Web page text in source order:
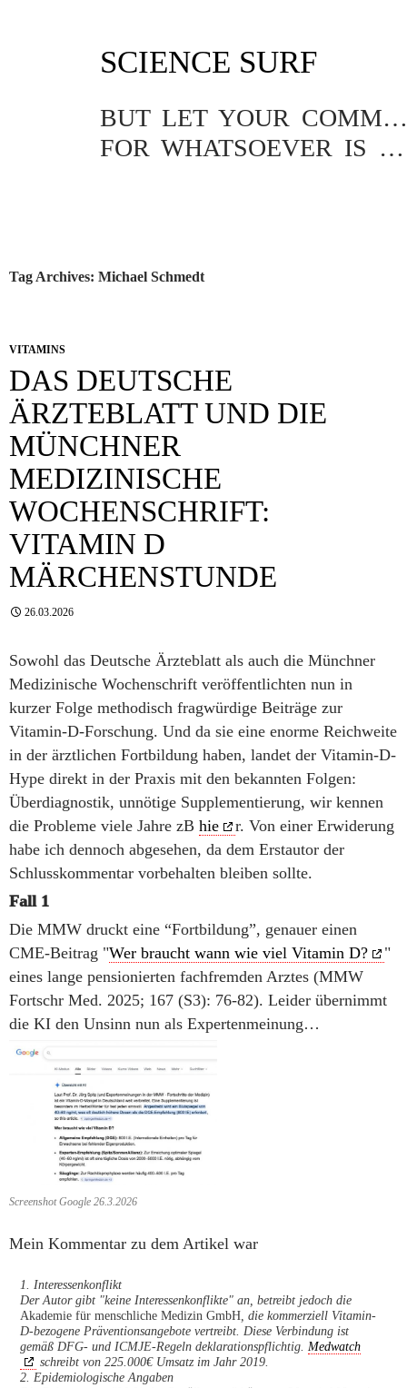
SCIENCE SURF
BUT LET YOUR COMMUNICATION BE YEA, YEA; NAY, NAY.
FOR WHATSOEVER IS MORE THAN THESE COMETH OF EVIL.
Tag Archives: Michael Schmedt
VITAMINS
DAS DEUTSCHE
ÄRZTEBLATT UND DIE
MÜNCHNER
MEDIZINISCHE
WOCHENSCHRIFT:
VITAMIN D
MÄRCHENSTUNDE
26.03.2026
Sowohl das Deutsche Ärzteblatt als auch die Münchner
Medizinische Wochenschrift veröffentlichten nun in
kurzer Folge methodisch fragwürdige Beiträge zur
Vitamin-D-Forschung. Und da sie eine enorme Reichweite
in der ärztlichen Fortbildung haben, landet der Vitamin-D-
Hype direkt in der Praxis mit den bekannten Folgen:
Überdiagnostik, unnötige Supplementierung, wir kennen
die Probleme viele Jahre zB hie
r. Von einer Erwiderung
habe ich dennoch abgesehen, da dem Erstautor der
Schlusskommentar vorbehalten bleiben sollte.
Fall 1
Die MMW druckt eine “Fortbildung”, genauer einen
CME-Beitrag "Wer braucht wann wie viel Vitamin D?
"
eines lange pensionierten fachfremden Arztes (MMW
Fortschr Med. 2025; 167 (S3): 76-82). Leider übernimmt
die KI den Unsinn nun als Expertenmeinung…
Screenshot Google 26.3.2026
Mein Kommentar zu dem Artikel war
1. Interessenkonflikt
Der Autor gibt "keine Interessenkonflikte" an, betreibt jedoch die
Akademie für menschliche Medizin GmbH , die kommerziell Vitamin-
D-bezogene Präventionsangebote vertreibt. Diese Verbindung ist
gemäß DFG- und ICMJE-Regeln deklarationspflichtig. Medwatch
schreibt von 225.000€ Umsatz im Jahr 2019.
2. Epidemiologische Angaben